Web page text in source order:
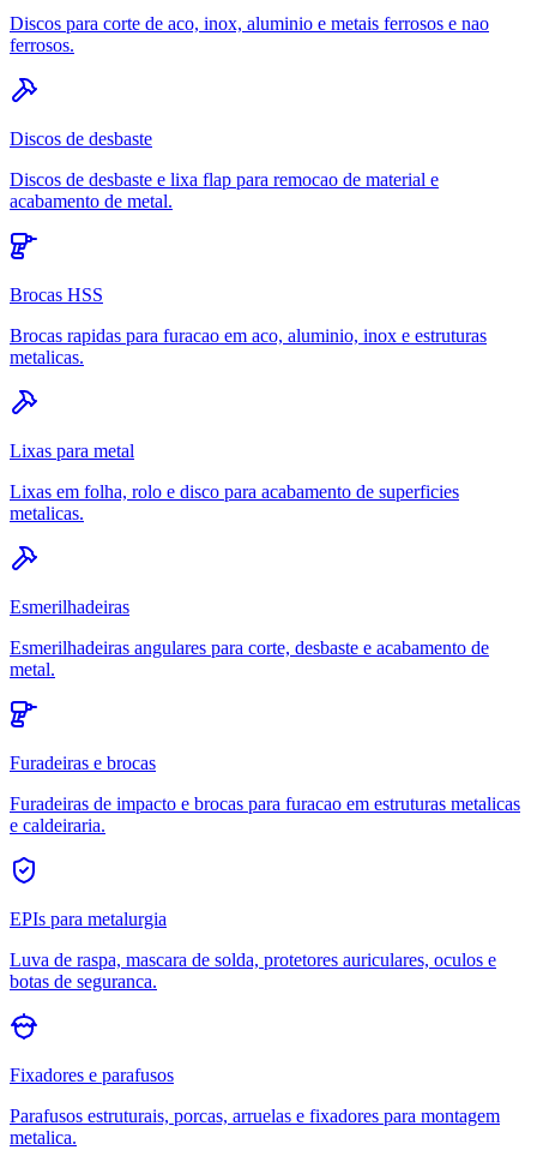
Discos para corte de aco, inox, aluminio e metais ferrosos e nao
ferrosos.
Discos de desbaste
Discos de desbaste e lixa flap para remocao de material e
acabamento de metal.
Brocas HSS
Brocas rapidas para furacao em aco, aluminio, inox e estruturas
metalicas.
Lixas para metal
Lixas em folha, rolo e disco para acabamento de superficies
metalicas.
Esmerilhadeiras
Esmerilhadeiras angulares para corte, desbaste e acabamento de
metal.
Furadeiras e brocas
Furadeiras de impacto e brocas para furacao em estruturas metalicas
e caldeiraria.
EPIs para metalurgia
Luva de raspa, mascara de solda, protetores auriculares, oculos e
botas de seguranca.
Fixadores e parafusos
Parafusos estruturais, porcas, arruelas e fixadores para montagem
metalica.